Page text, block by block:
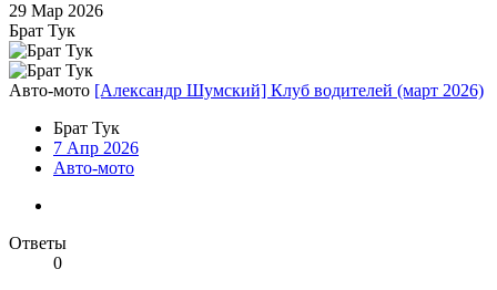
29 Мар 2026
Брат Тук
Авто-мото [Александр Шумский] Клуб водителей (март 2026)
Брат Тук
7 Апр 2026
Авто-мото
Ответы
0